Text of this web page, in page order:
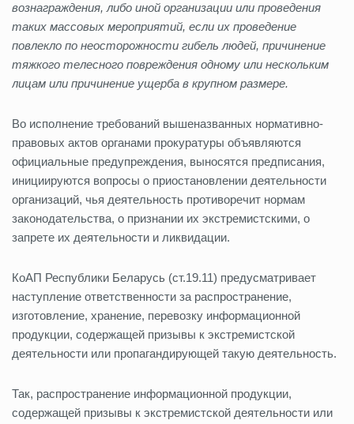
вознаграждения, либо иной организации или проведения
таких массовых мероприятий, если их проведение
повлекло по неосторожности гибель людей, причинение
тяжкого телесного повреждения одному или нескольким
лицам или причинение ущерба в крупном размере.
Во исполнение требований вышеназванных нормативно-
правовых актов органами прокуратуры объявляются
официальные предупреждения, выносятся предписания,
инициируются вопросы о приостановлении деятельности
организаций, чья деятельность противоречит нормам
законодательства, о признании их экстремистскими, о
запрете их деятельности и ликвидации.
КоАП Республики Беларусь (ст.19.11) предусматривает
наступление ответственности за распространение,
изготовление, хранение, перевозку информационной
продукции, содержащей призывы к экстремистской
деятельности или пропагандирующей такую деятельность.
Так, распространение информационной продукции,
содержащей призывы к экстремистской деятельности или